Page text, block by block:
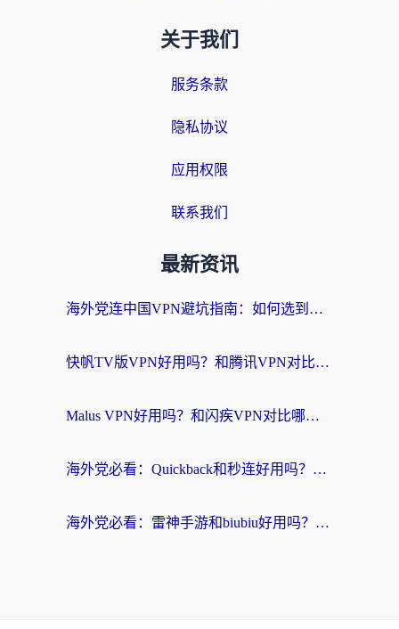
关于我们
服务条款
隐私协议
应用权限
联系我们
最新资讯
海外党连中国VPN避坑指南：如何选到真正能无缝刷国内资源的加速器？
快帆TV版VPN好用吗？和腾讯VPN对比哪个回国效果更好？海外党必看的真实体验指南
Malus VPN好用吗？和闪疾VPN对比哪个回国效果更好？海外华人的实用避坑指南
海外党必看：Quickback和秒连好用吗？3步选对回国加速器，无缝刷国内资源
海外党必看：雷神手游和biubiu好用吗？3招选对回国加速器无缝刷国内资源